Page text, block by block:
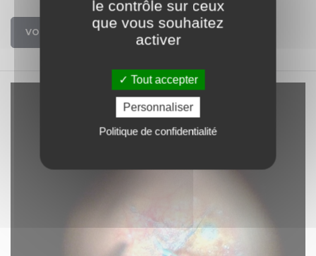
VOIR
le contrôle sur ceux
que vous souhaitez
activer
Tout accepter
Personnaliser
Politique de confidentialité